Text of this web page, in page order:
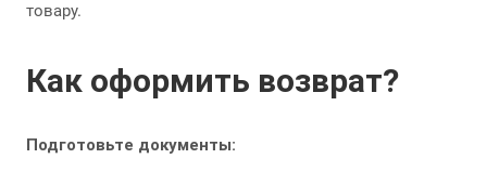
товару.
Как оформить возврат?
Подготовьте документы: